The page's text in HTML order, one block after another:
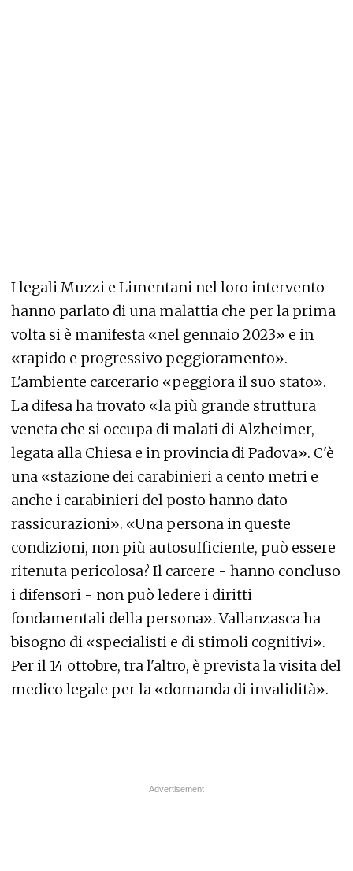
I legali Muzzi e Limentani nel loro intervento
hanno parlato di una malattia che per la prima
volta si è manifesta «nel gennaio 2023» e in
«rapido e progressivo peggioramento».
L'ambiente carcerario «peggiora il suo stato».
La difesa ha trovato «la più grande struttura
veneta che si occupa di malati di Alzheimer,
legata alla Chiesa e in provincia di Padova». C'è
una «stazione dei carabinieri a cento metri e
anche i carabinieri del posto hanno dato
rassicurazioni». «Una persona in queste
condizioni, non più autosufficiente, può essere
ritenuta pericolosa? Il carcere - hanno concluso
i difensori - non può ledere i diritti
fondamentali della persona». Vallanzasca ha
bisogno di «specialisti e di stimoli cognitivi».
Per il 14 ottobre, tra l'altro, è prevista la visita del
medico legale per la «domanda di invalidità».